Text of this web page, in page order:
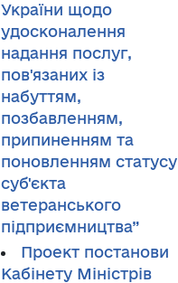
України щодо
удосконалення
надання послуг,
пов'язаних із
набуттям,
позбавленням,
припиненням та
поновленням статусу
суб'єкта
ветеранського
підприємництва”
Проект постанови
Кабінету Міністрів